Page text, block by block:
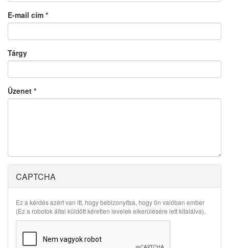
E-mail cím *
Tárgy
Üzenet *
CAPTCHA
Ez a kérdés azért van itt, hogy bebizonyítsa, hogy ön valóban ember
(Ez a robotok által küldött kéretlen levelek elkerülésére lett kitalálva).